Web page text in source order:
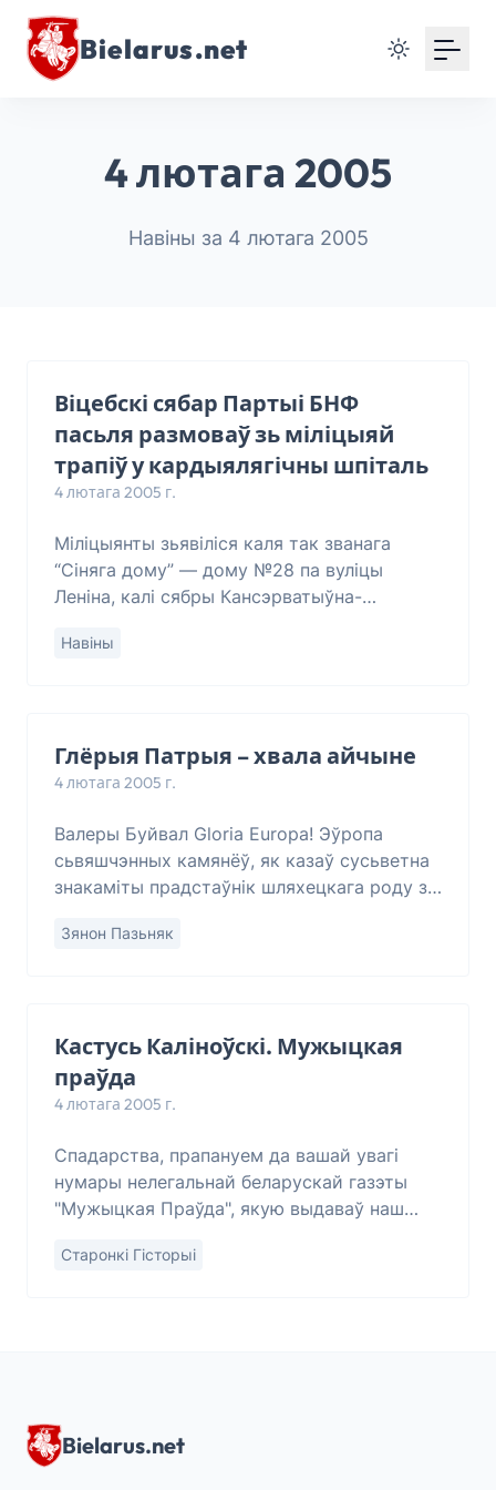
Bielarus.net
4 лютага 2005
Навіны за 4 лютага 2005
Віцебскі сябар Партыі БНФ
пасьля размоваў зь міліцыяй
трапіў у кардыялягічны шпіталь
4 лютага 2005 г.
Міліцыянты зьявіліся каля так званага
“Сіняга дому” — дому №28 па вуліцы
Леніна, калі сябры Кансэрватыўна-
з плякатам “С
Навіны
Глёрыя Патрыя – хвала айчыне
4 лютага 2005 г.
Валеры Буйвал Gloria Europa! Эўропа
сьвяшчэнных камянёў, як казаў сусьветна
знакамiты прадстаўнiк шляхецкага роду з
Хрысьцiянства, якое стала душой,
Зянон Пазьняк
Кастусь Каліноўскі. Мужыцкая
праўда
4 лютага 2005 г.
Спадарства, прапануем да вашай увагі
нумары нелегальнай беларускай газэты
"Мужыцкая Праўда", якую выдаваў наш
(2/02/1838 - 22/03/1864) і ягоныя "Пісьмы
Старонкі Гісторыі
Bielarus.net